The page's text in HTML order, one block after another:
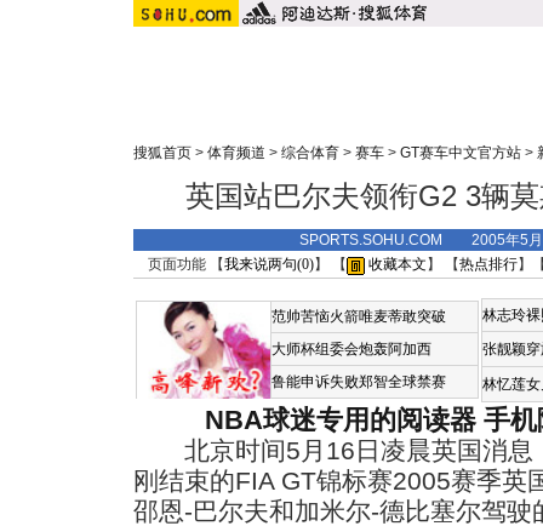
搜狐首页 > 体育频道 > 综合体育 > 赛车 > GT赛车中文官方站 >
英国站巴尔夫领衔G2 3辆
SPORTS.SOHU.COM 2005年5
页面功能 【我来说两句(0)】 【 收藏本文 】 【热点排行】
范帅苦恼火箭唯麦蒂敢突破
大师杯组委会炮轰阿加西
鲁能申诉失败郑智全球禁赛
林志玲
张靓颖
林忆莲
NBA球迷专用的阅读器 手
北京时间5月16日凌晨英国消息
刚结束的FIA GT锦标赛2005赛季英
邵恩-巴尔夫和加米尔-德比塞尔驾